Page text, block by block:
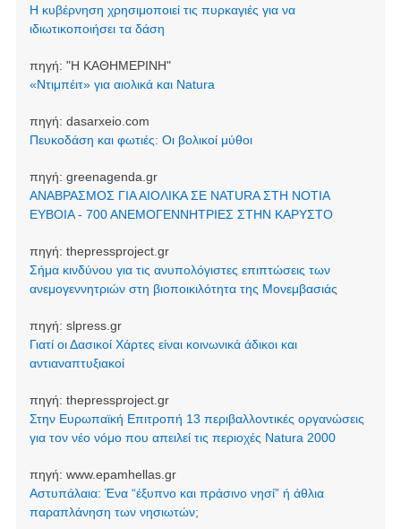
Η κυβέρνηση χρησιμοποιεί τις πυρκαγιές για να
ιδιωτικοποιήσει τα δάση
πηγή: "Η ΚΑΘΗΜΕΡΙΝΗ"
«Ντιμπέιτ» για αιολικά και Natura
πηγή: dasarxeio.com
Πευκοδάση και φωτιές: Οι βολικοί μύθοι
πηγή: greenagenda.gr
ΑΝΑΒΡΑΣΜΟΣ ΓΙΑ ΑΙΟΛΙΚΑ ΣΕ NATURA ΣΤΗ ΝΟΤΙΑ
ΕΥΒΟΙΑ - 700 ΑΝΕΜΟΓΕΝΝΗΤΡΙΕΣ ΣΤΗΝ ΚΑΡΥΣΤΟ
πηγή: thepressproject.gr
Σήμα κινδύνου για τις ανυπολόγιστες επιπτώσεις των
ανεμογεννητριών στη βιοποικιλότητα της Μονεμβασιάς
πηγή: slpress.gr
Γιατί οι Δασικοί Χάρτες είναι κοινωνικά άδικοι και
αντιαναπτυξιακοί
πηγή: thepressproject.gr
Στην Ευρωπαϊκή Επιτροπή 13 περιβαλλοντικές οργανώσεις
για τον νέο νόμο που απειλεί τις περιοχές Natura 2000
πηγή: www.epamhellas.gr
Αστυπάλαια: Ένα “έξυπνο και πράσινο νησί” ή άθλια
παραπλάνηση των νησιωτών;